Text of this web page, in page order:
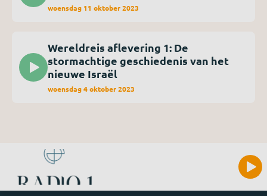
woensdag 11 oktober 2023
Wereldreis aflevering 1: De
stormachtige geschiedenis van het
nieuwe Israël
woensdag 4 oktober 2023